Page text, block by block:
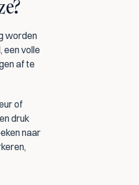
worden
een volle
af te
of
druk
naar